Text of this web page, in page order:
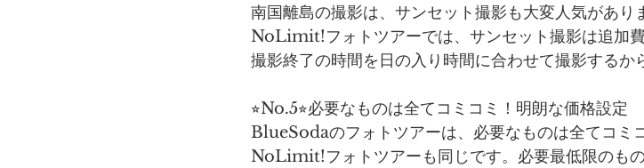
南国離島の撮影は、サンセット撮影も大変人気があり
NoLimit!フォトツアーでは、サンセット撮影は追加費
撮影終了の時間を日の入り時間に合わせて撮影するか
⭐︎No.5⭐︎必要なものは全てコミコミ！明朗な価格設定
BlueSodaのフォトツアーは、必要なものは全てコミ
NoLimit!フォトツアーも同じです。必要最低限のも